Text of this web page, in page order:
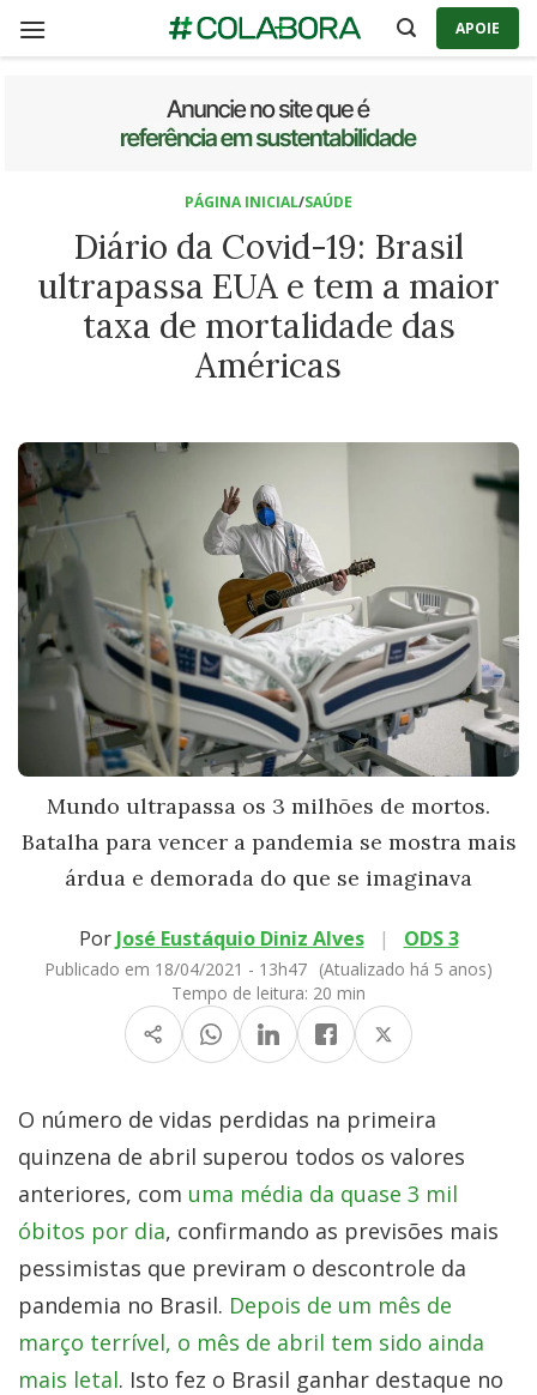
APOIE
PÁGINA INICIAL/SAÚDE
Diário da Covid-19: Brasil
ultrapassa EUA e tem a maior
taxa de mortalidade das
Américas
Mundo ultrapassa os 3 milhões de mortos.
Batalha para vencer a pandemia se mostra mais
árdua e demorada do que se imaginava
Por José Eustáquio Diniz Alves | ODS 3
Publicado em 18/04/2021 - 13h47 (Atualizado há 5 anos)
Tempo de leitura: 20 min
O número de vidas perdidas na primeira
quinzena de abril superou todos os valores
anteriores, com uma média da quase 3 mil
óbitos por dia, confirmando as previsões mais
pessimistas que previram o descontrole da
pandemia no Brasil. Depois de um mês de
março terrível, o mês de abril tem sido ainda
mais letal. Isto fez o Brasil ganhar destaque no